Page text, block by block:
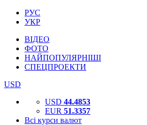
РУС
УКР
ВІДЕО
ФОТО
НАЙПОПУЛЯРНІШІ
СПЕЦПРОЕКТИ
USD
USD 44.4853
EUR 51.3357
Всі курси валют